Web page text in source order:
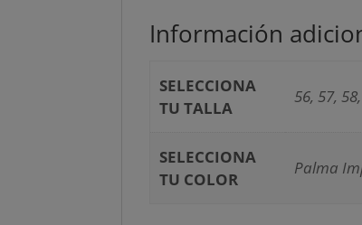
Información
SELECCIONA
TU TALLA
56, 57, 58,
SELECCIONA
TU COLOR
Palma